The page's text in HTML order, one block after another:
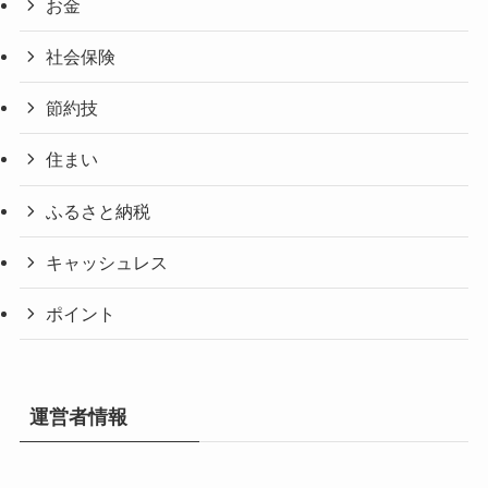
お金
社会保険
節約技
住まい
ふるさと納税
キャッシュレス
ポイント
運営者情報